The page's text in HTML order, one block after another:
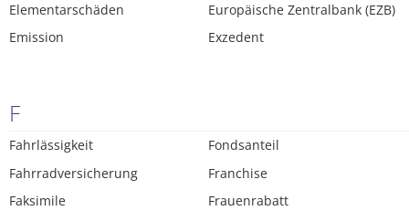
Elementarschäden
Emission
Europäische Zentralbank (EZB)
Exzedent
F
Fahrlässigkeit
Fahrradversicherung
Faksimile
Fondsanteil
Franchise
Frauenrabatt